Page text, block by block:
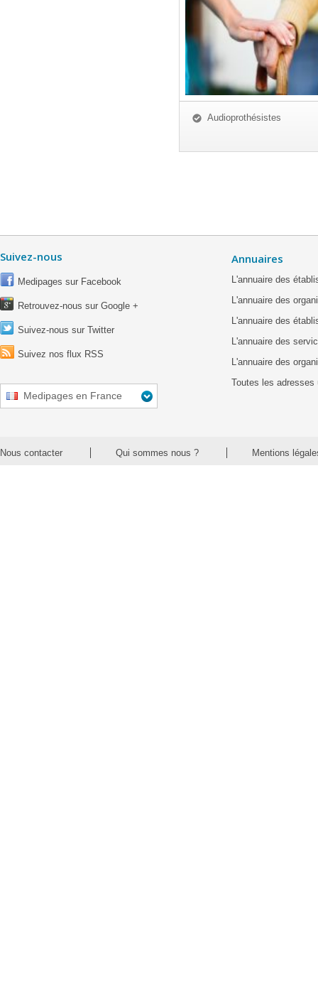
Audioprothésistes
Suivez-nous
Medipages sur Facebook
Retrouvez-nous sur Google +
Suivez-nous sur Twitter
Suivez nos flux RSS
Medipages en France
Annuaires
L'annuaire des
L'annuaire des
L'annuaire des
L'annuaire des
L'annuaire des
Toutes les adresses
Nous contacter Qui sommes nous ? Mentions